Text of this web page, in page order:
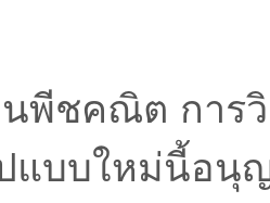
นพีชคณิต การวิ
แบบใหม่นี้อนุ